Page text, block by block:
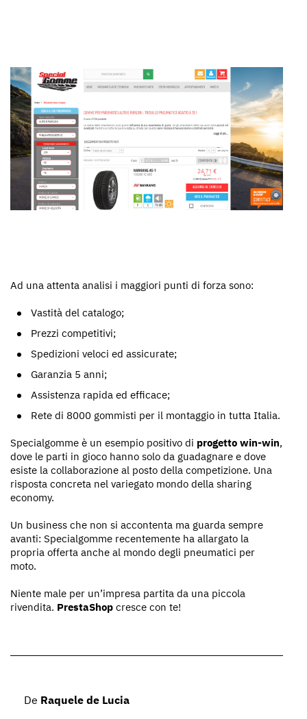
Ad una attenta analisi i maggiori punti di forza sono:
Vastità del catalogo;
Prezzi competitivi;
Spedizioni veloci ed assicurate;
Garanzia 5 anni;
Assistenza rapida ed efficace;
Rete di 8000 gommisti per il montaggio in tutta Italia.
Specialgomme è un esempio positivo di progetto win-win,
dove le parti in gioco hanno solo da guadagnare e dove
esiste la collaborazione al posto della competizione. Una
risposta concreta nel variegato mondo della sharing
economy.
Un business che non si accontenta ma guarda sempre
avanti: Specialgomme recentemente ha allargato la
propria offerta anche al mondo degli pneumatici per
moto.
Niente male per un’impresa partita da una piccola
rivendita. PrestaShop cresce con te!
De Raquele de Lucia